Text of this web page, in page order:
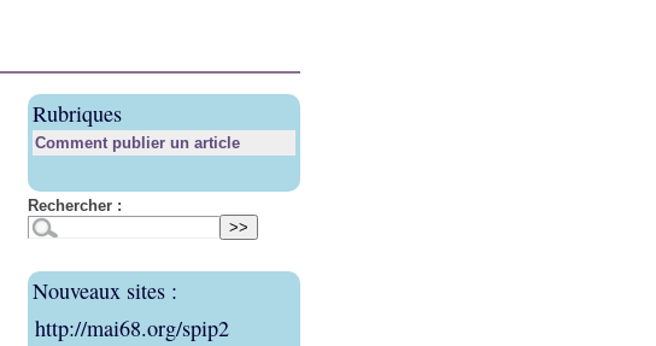
Rubriques
Comment publier un article
Rechercher :
Nouveaux sites :
http://mai68.org/spip2